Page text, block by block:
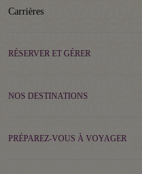
Carrières
RÉSERVER ET GÉRER
NOS DESTINATIONS
PRÉPAREZ-VOUS À VOYAGER